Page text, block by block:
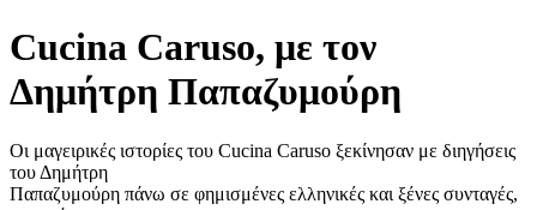
Cucina Caruso, με τον
Δημήτρη Παπαζυμούρη
Οι μαγειρικές ιστορίες του Cucina Caruso ξεκίνησαν με διηγήσεις
του Δημήτρη
Παπαζυμούρη πάνω σε φημισμένες ελληνικές και ξένες συνταγές,